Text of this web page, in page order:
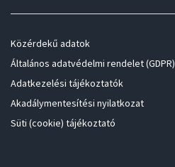
Közérdekű adatok
Általános adatvédelmi rendelet (GDPR)
Adatkezelési tájékoztatók
Akadálymentesítési nyilatkozat
Süti (cookie) tájékoztató